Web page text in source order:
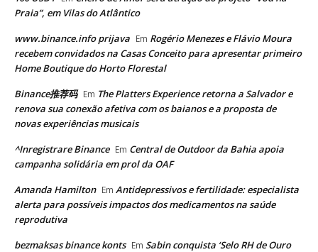
Praia”, em Vilas do Atlântico
www.binance.info prijava Em Rogério Menezes e Flávio Moura
recebem convidados na Casas Conceito para apresentar primeiro
Home Boutique do Horto Florestal
Binance推荐码 Em The Platters Experience retorna a Salvador e
renova sua conexão afetiva com os baianos e a proposta de
novas experiências musicais
^Inregistrare Binance Em Central de Outdoor da Bahia apoia
campanha solidária em prol da OAF
Amanda Hamilton Em Antidepressivos e fertilidade: especialista
alerta para possíveis impactos dos medicamentos na saúde
reprodutiva
bezmaksas binance konts Em Sabin conquista ‘Selo RH de Ouro